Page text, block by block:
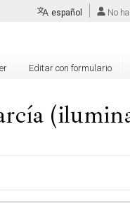
español No
Editar con formulario